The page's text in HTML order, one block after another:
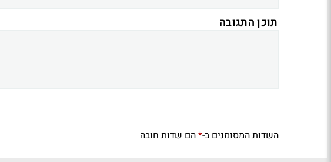
תוכן התגובה
השדות המסומנים ב-*הם שדות חובה